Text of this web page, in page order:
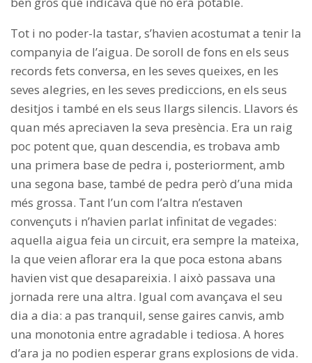
Tot i no poder-la tastar, s’havien acostumat a tenir la
companyia de l’aigua. De soroll de fons en els seus
records fets conversa, en les seves queixes, en les
seves alegries, en les seves prediccions, en els seus
desitjos i també en els seus llargs silencis. Llavors és
quan més apreciaven la seva presència. Era un raig
poc potent que, quan descendia, es trobava amb
una primera base de pedra i, posteriorment, amb
una segona base, també de pedra però d’una mida
més grossa. Tant l’un com l’altra n’estaven
convençuts i n’havien parlat infinitat de vegades:
aquella aigua feia un circuit, era sempre la mateixa,
la que veien aflorar era la que poca estona abans
havien vist que desapareixia. I això passava una
jornada rere una altra. Igual com avançava el seu
dia a dia: a pas tranquil, sense gaires canvis, amb
una monotonia entre agradable i tediosa. A hores
d’ara ja no podien esperar grans explosions de vida.